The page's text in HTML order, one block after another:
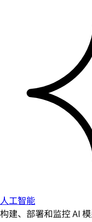
人工智能
构建、部署和监控 AI 模